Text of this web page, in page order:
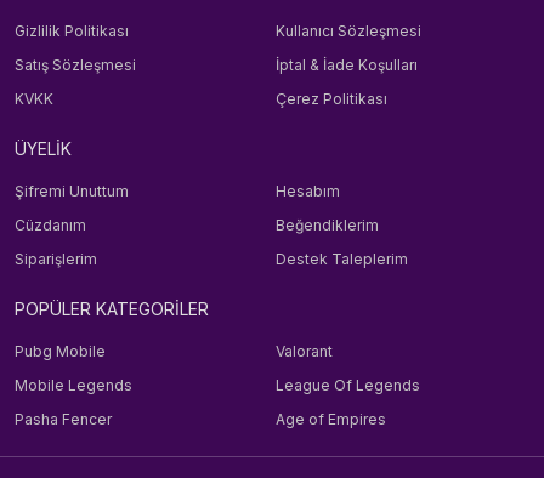
Gizlilik Politikası
Kullanıcı Sözleşmesi
Satış Sözleşmesi
İptal & İade Koşulları
KVKK
Çerez Politikası
ÜYELİK
Şifremi Unuttum
Hesabım
Cüzdanım
Beğendiklerim
Siparişlerim
Destek Taleplerim
POPÜLER KATEGORİLER
Pubg Mobile
Valorant
Mobile Legends
League Of Legends
Pasha Fencer
Age of Empires